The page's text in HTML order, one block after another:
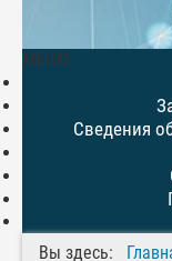
МЕНЮ
Сведения
Вы здесь: